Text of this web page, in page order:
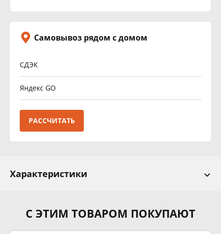
Самовывоз рядом с домом
СДЭК
Яндекс GO
РАССЧИТАТЬ
Характеристики
С ЭТИМ ТОВАРОМ ПОКУПАЮТ